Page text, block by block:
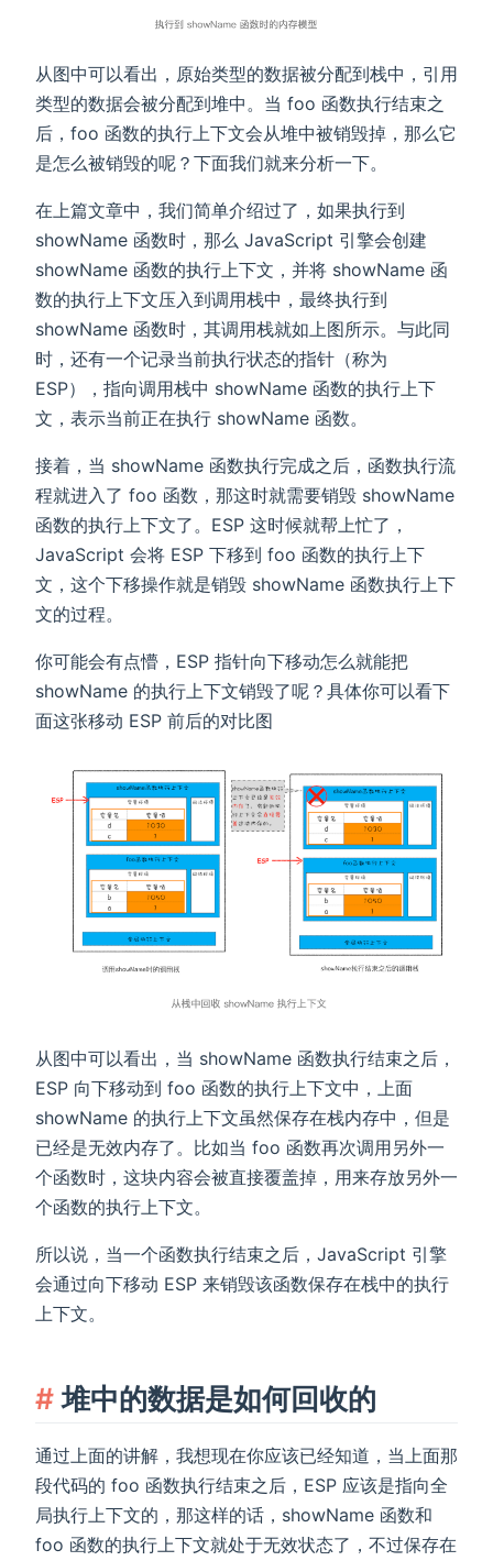
从图中可以看出，原始类型的数据被分配到栈中，引用
类型的数据会被分配到堆中。当 foo 函数执行结束之
后，foo 函数的执行上下文会从堆中被销毁掉，那么它
是怎么被销毁的呢？下面我们就来分析一下。
在上篇文章中，我们简单介绍过了，如果执行到
showName 函数时，那么 JavaScript 引擎会创建
showName 函数的执行上下文，并将 showName 函
数的执行上下文压入到调用栈中，最终执行到
showName 函数时，其调用栈就如上图所示。与此同
时，还有一个记录当前执行状态的指针（称为
ESP），指向调用栈中 showName 函数的执行上下
文，表示当前正在执行 showName 函数。
接着，当 showName 函数执行完成之后，函数执行流
程就进入了 foo 函数，那这时就需要销毁 showName
函数的执行上下文了。ESP 这时候就帮上忙了，
JavaScript 会将 ESP 下移到 foo 函数的执行上下
文，这个下移操作就是销毁 showName 函数执行上下
文的过程。
你可能会有点懵，ESP 指针向下移动怎么就能把
showName 的执行上下文销毁了呢？具体你可以看下
面这张移动 ESP 前后的对比图
从图中可以看出，当 showName 函数执行结束之后，
ESP 向下移动到 foo 函数的执行上下文中，上面
showName 的执行上下文虽然保存在栈内存中，但是
已经是无效内存了。比如当 foo 函数再次调用另外一
个函数时，这块内容会被直接覆盖掉，用来存放另外一
个函数的执行上下文。
所以说，当一个函数执行结束之后，JavaScript 引擎
会通过向下移动 ESP 来销毁该函数保存在栈中的执行
上下文。
堆中的数据是如何回收的
通过上面的讲解，我想现在你应该已经知道，当上面那
段代码的 foo 函数执行结束之后，ESP 应该是指向全
局执行上下文的，那这样的话，showName 函数和
foo 函数的执行上下文就处于无效状态了，不过保存在